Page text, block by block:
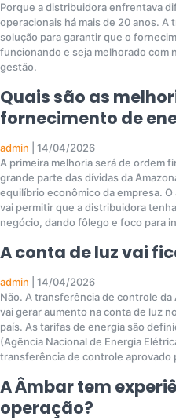
Porque a distribuidora enfrentava
operacionais há mais de 20 anos.
solução para garantir que o
funcionando e seja melhorado com
gestão.
Quais são as
fornecimento de
admin
14/04/2026
A primeira melhoria será de ordem
grande parte das dívidas da
equilíbrio econômico da empresa.
vai permitir que a distribuidora
negócio, dando fôlego e foco para
A conta de luz vai
admin
14/04/2026
Não. A transferência de controle da
vai gerar aumento na conta de luz
país. As tarifas de energia são
(Agência Nacional de Energia
transferência de controle aprovado
A Âmbar tem
operação?